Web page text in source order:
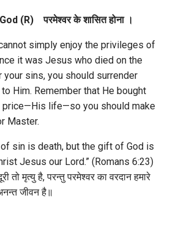
God (R)परमेश्वर के शासित होना ।
simply enjoy the privileges of
it was Jesus who died on the
sins, you should surrender
to Him. Remember that He bought
price—His life—so you should make
Master.
sin is death, but the gift of God is
Jesus our Lord.” (Romans 6:23)
तो मृत्यु है, परन्तु परमेश्वर का वरदान हमारे
जीवन है॥